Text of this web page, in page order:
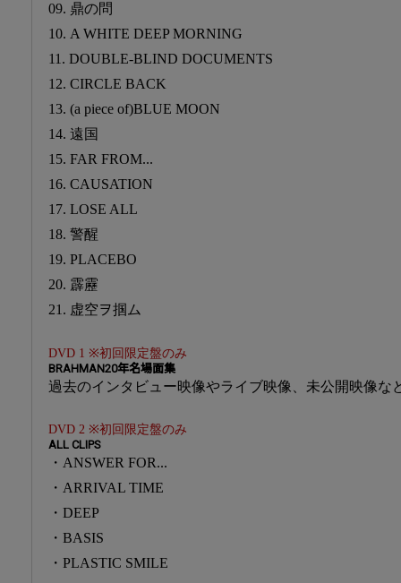
09. 鼎の問
10. A WHITE DEEP MORNING
11. DOUBLE-BLIND DOCUMENTS
12. CIRCLE BACK
13. (a piece of)BLUE MOON
14. 遠国
15. FAR FROM...
16. CAUSATION
17. LOSE ALL
18. 警醒
19. PLACEBO
20. 霹靂
21. 虚空ヲ掴ム
DVD 1 ※初回限定盤のみ
BRAHMAN20年名場面集
過去のインタビュー映像やライブ映像、未公開映像な
DVD 2 ※初回限定盤のみ
ALL CLIPS
・ANSWER FOR...
・ARRIVAL TIME
・DEEP
・BASIS
・PLASTIC SMILE